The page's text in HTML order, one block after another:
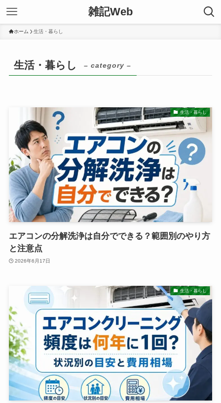
雑記Web
ホーム 生活・暮らし
生活・暮らし – category –
生活・暮らし
エアコンの分解洗浄は自分でできる？範囲別のやり方
と注意点
2026年6月17日
生活・暮らし